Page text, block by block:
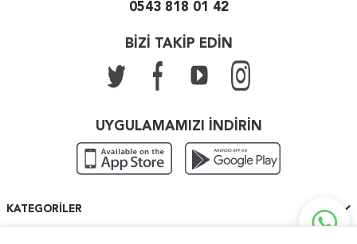
0543 818 01 42
BİZİ TAKİP EDİN
UYGULAMAMIZI İNDİRİN
KATEGORILER